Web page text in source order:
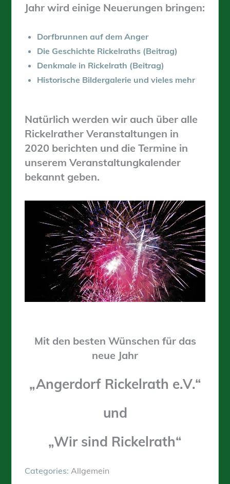
Jahr wird einige Neuerungen bringen:
Dorfbrunnen auf dem Anger
Die Geschichte Rickelraths (Beitrag)
Denkmale in Rickelrath (Beitrag)
Historische Bildergalerie und vieles mehr
Natürlich werden wir auch über alle
Rickelrather Veranstaltungen in
2020 berichten und die Termine in
unserem Veranstaltungkalender
bekannt geben.
Mit den besten Wünschen für das
neue Jahr
„Angerdorf Rickelrath e.V.“
und
„Wir sind Rickelrath“
Categories:Allgemein